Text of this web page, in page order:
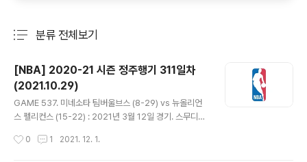
분류 전체보기
[NBA] 2020-21 시즌 정주행기 311일차
(2021.10.29)
GAME 537. 미네소타 팀버울브스 (8-29) vs 뉴올리언
스 펠리컨스 (15-22) : 2021년 3월 12일 경기. 스무디킹
빌트가 선발 출전. - 자이언 윌리엄슨이 초반부터 날아다니
0 1 2021. 12. 1.